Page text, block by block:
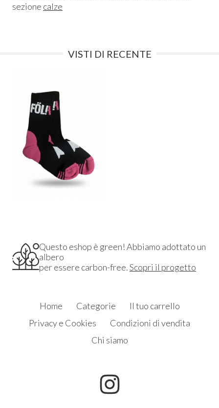
sezione calze
VISTI DI RECENTE
Questo eshop è green! Abbiamo adottato un
albero
per essere carbon-free.Scopri il progetto
Home Categorie
Il tuo carrello
Privacy e Cookies
Condizioni di vendita
Chi siamo